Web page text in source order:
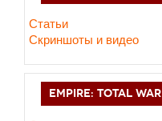
Статьи
Скриншоты и видео
EMPIRE: TOTAL WAR